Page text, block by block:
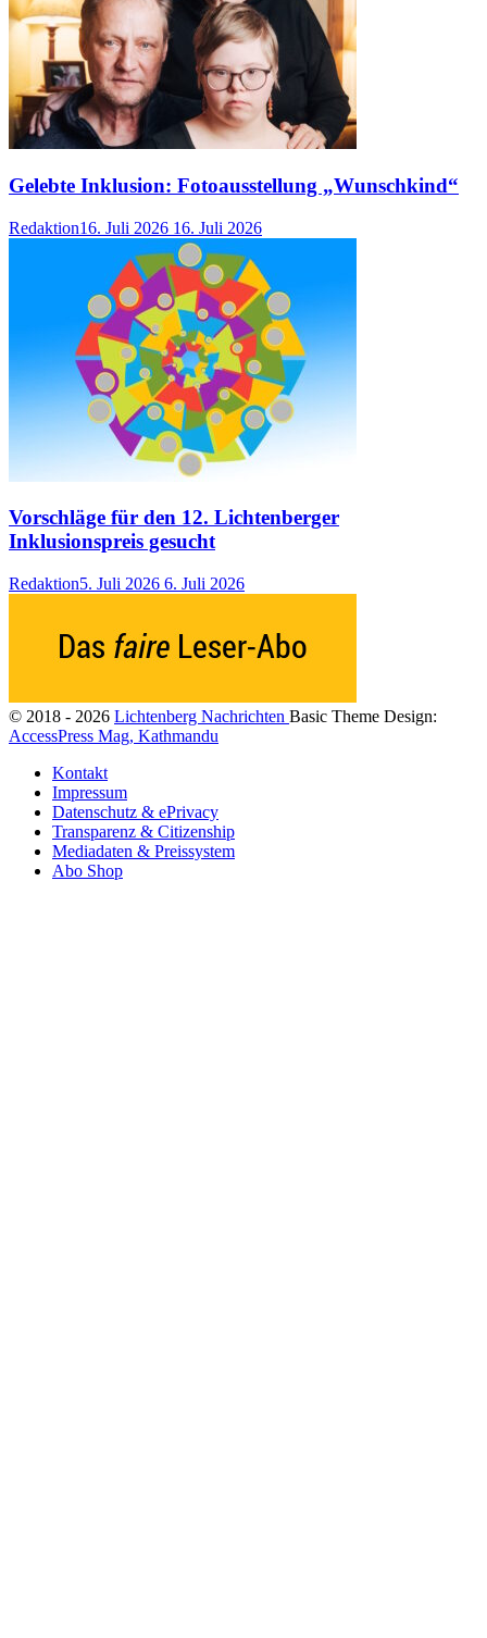
Gelebte Inklusion: Fotoausstellung „Wunschkind“
Redaktion16. Juli 2026 16. Juli 2026
Vorschläge für den 12. Lichtenberger
Inklusionspreis gesucht
Redaktion5. Juli 2026 6. Juli 2026
© 2018 - 2026 Lichtenberg Nachrichten Basic Theme Design:
AccessPress Mag, Kathmandu
Kontakt
Impressum
Datenschutz & ePrivacy
Transparenz & Citizenship
Mediadaten & Preissystem
Abo Shop